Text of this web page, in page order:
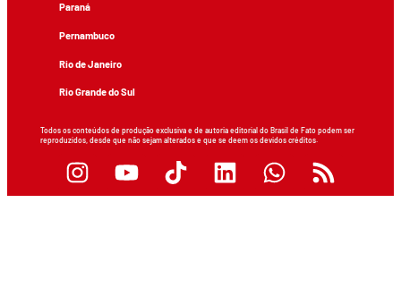
Paraná
Pernambuco
Rio de Janeiro
Rio Grande do Sul
Todos os conteúdos de produção exclusiva e de autoria editorial do Brasil de Fato podem ser
reproduzidos, desde que não sejam alterados e que se deem os devidos créditos.